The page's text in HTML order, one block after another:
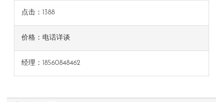
点击： 1388
价格：电话详谈
经理：18560848462